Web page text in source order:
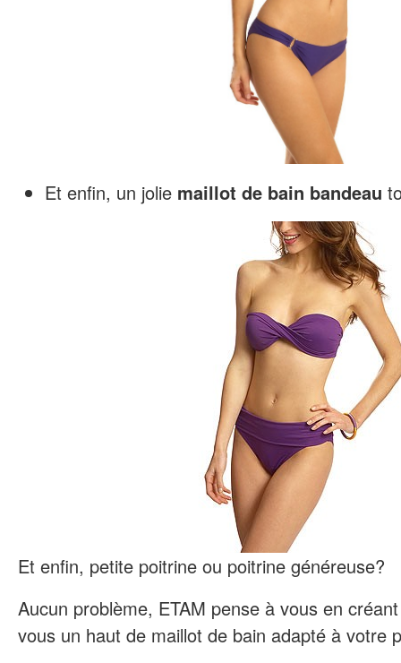
Et enfin, un jolie maillot de bain bandeau
Et enfin, petite poitrine ou poitrine généreuse?
Aucun problème, ETAM pense à vous en
vous un haut de maillot de bain adapté à votre